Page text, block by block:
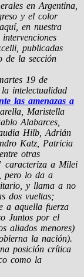
en Argentina,
y el color
en nuestra
publicadas
de la sección
19 de
intelectualidad
las amenazas a
Maristella
Alabarces,
Hilb, Adrián
Katz, Patricia
otras
caracteriza a Milei
pero lo da a
y llama a no
dos vueltas;
a aquella fuerza
Juntos por el
aliados menores)
la nación).
posición crítica
como la